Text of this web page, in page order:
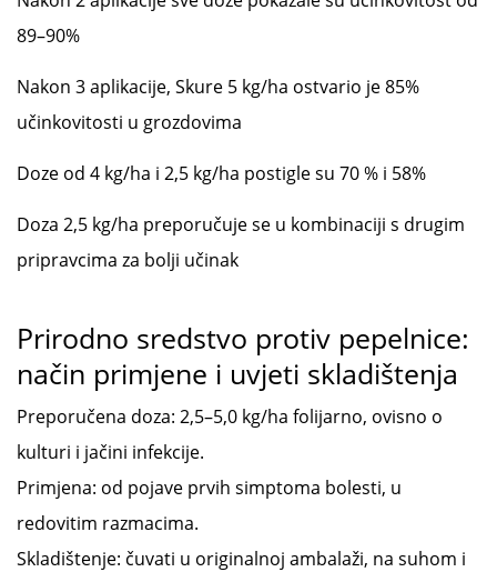
89–90%
Nakon 3 aplikacije, Skure 5 kg/ha ostvario je 85%
učinkovitosti u grozdovima
Doze od 4 kg/ha i 2,5 kg/ha postigle su 70 % i 58%
Doza 2,5 kg/ha preporučuje se u kombinaciji s drugim
pripravcima za bolji učinak
Prirodno sredstvo protiv pepelnice:
način primjene i uvjeti skladištenja
Preporučena doza: 2,5–5,0 kg/ha folijarno, ovisno o
kulturi i jačini infekcije.
Primjena: od pojave prvih simptoma bolesti, u
redovitim razmacima.
Skladištenje: čuvati u originalnoj ambalaži, na suhom i